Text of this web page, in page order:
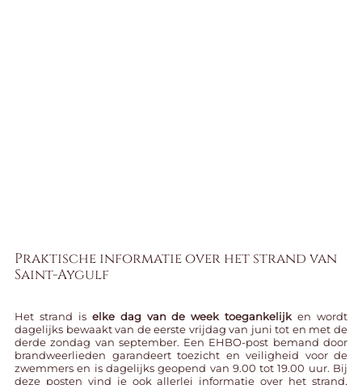
Praktische informatie over het strand van
Saint-Aygulf
Het strand is elke dag van de week toegankelijk en wordt
dagelijks bewaakt van de eerste vrijdag van juni tot en met de
derde zondag van september. Een EHBO-post bemand door
brandweerlieden garandeert toezicht en veiligheid voor de
zwemmers en is dagelijks geopend van 9.00 tot 19.00 uur. Bij
deze posten vind je ook allerlei informatie over het strand,